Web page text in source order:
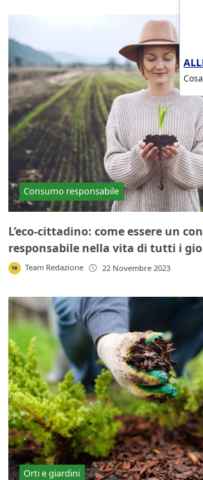
Consumo responsabile
L’eco-cittadino: come essere un
responsabile nella vita di tutti i
Team Redazione 22 Novembre 2023
Orti e giardini